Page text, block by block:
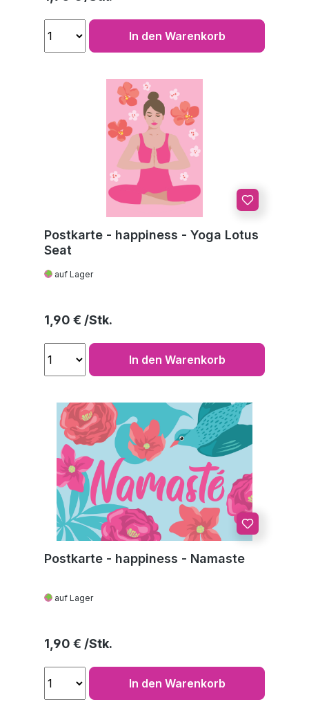
In den Warenkorb
Postkarte - happiness - Yoga Lotus
Seat
auf Lager
Regulärer Preis:
1,90 €
In den Warenkorb
Postkarte - happiness - Namaste
auf Lager
Regulärer Preis:
1,90 €
In den Warenkorb